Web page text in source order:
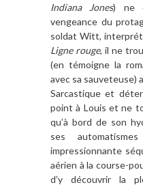
Indiana Jones) ne
vengeance du
soldat Witt, interprét
Ligne rouge, il ne
(en témoigne la
avec sa sauveteuse)
Sarcastique et dé
pointà Louis et ne
qu’à bord de son
ses
impressionnante
aérien àla course-
d’y découvrir la